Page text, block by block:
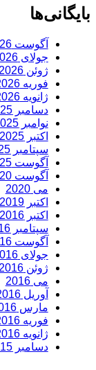
بایگانی‌ها
آگوست 2026
جولای 2026
ژوئن 2026
فوریه 2026
ژانویه 2026
دسامبر 2025
نوامبر 2025
اکتبر 2025
سپتامبر 2025
آگوست 2025
آگوست 2020
می 2020
اکتبر 2019
اکتبر 2016
سپتامبر 2016
آگوست 2016
جولای 2016
ژوئن 2016
می 2016
آوریل 2016
مارس 2016
فوریه 2016
ژانویه 2016
دسامبر 2015